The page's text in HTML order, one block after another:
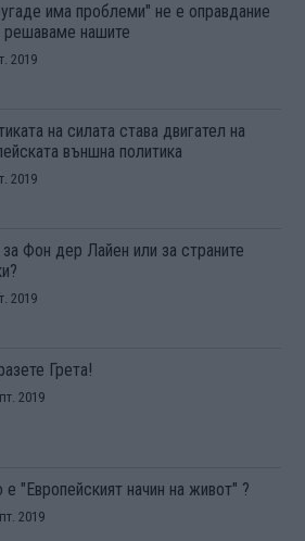
има проблеми" не е оправдание
решаваме нашите
2019
на силата става двигател на
външна политика
2019
Фон дер Лайен или за страните
2019
Грета!
2019
е "Европейският начин на живот" ?
2019